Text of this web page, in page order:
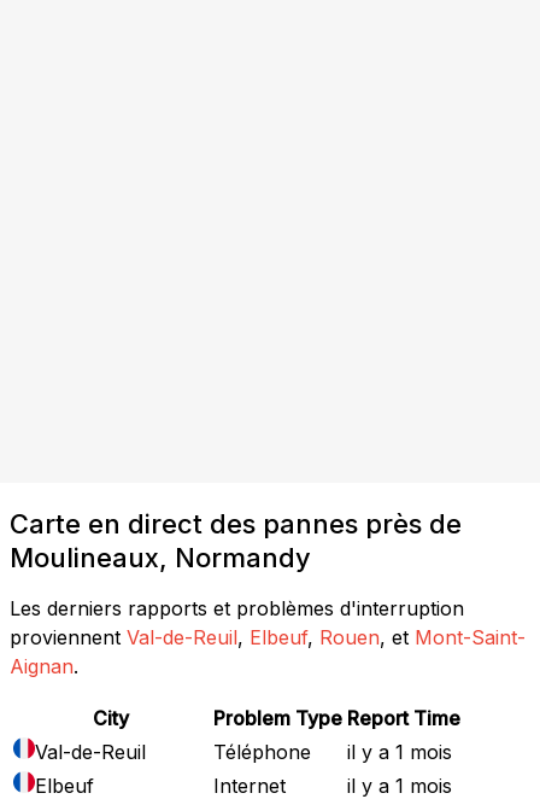
Carte en direct des pannes près de
Moulineaux, Normandy
Les derniers rapports et problèmes d'interruption
proviennent Val-de-Reuil, Elbeuf, Rouen, et Mont-Saint-
Aignan.
City Problem Type Report Time
Val-de-Reuil
Téléphone
il y a 1 mois
Elbeuf
Internet
il y a 1 mois